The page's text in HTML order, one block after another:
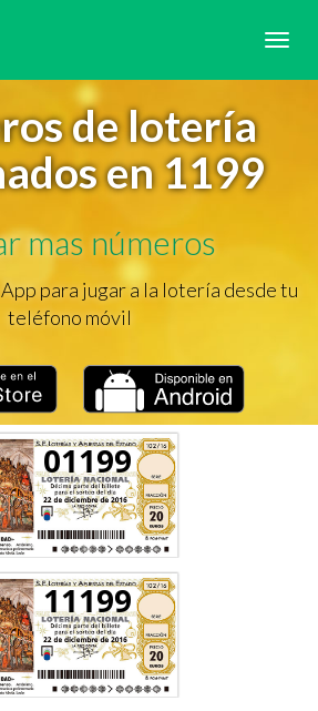
de lotería
en 1199
mas números
para jugar a la lotería desde tu
teléfono móvil
01199
11199